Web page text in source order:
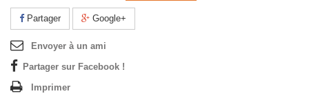
Partager Google+
Envoyer à un ami
Partager sur Facebook !
Imprimer